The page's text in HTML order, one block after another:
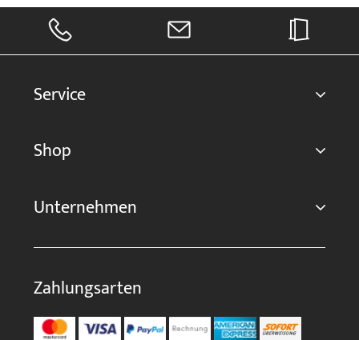
Service
Shop
Unternehmen
Zahlungsarten